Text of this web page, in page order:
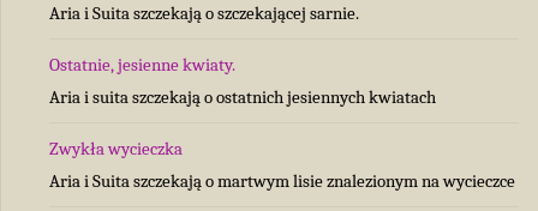
Aria i Suita szczekają o szczekającej sarnie.
Ostatnie, jesienne kwiaty.
Aria i suita szczekają o ostatnich jesiennych kwiatach
Zwykła wycieczka
Aria i Suita szczekają o martwym lisie znalezionym na wycieczce